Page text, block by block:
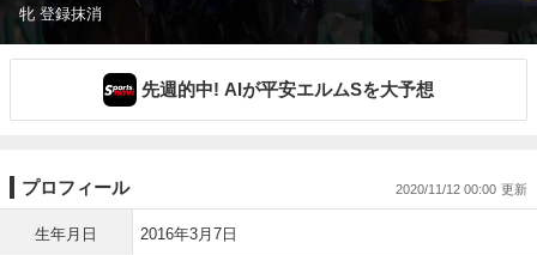
牝 登録抹消
先週的中! AIが平安エルムSを大予想
プロフィール 2020/11/12 00:00
生年月日 2016年3月7日